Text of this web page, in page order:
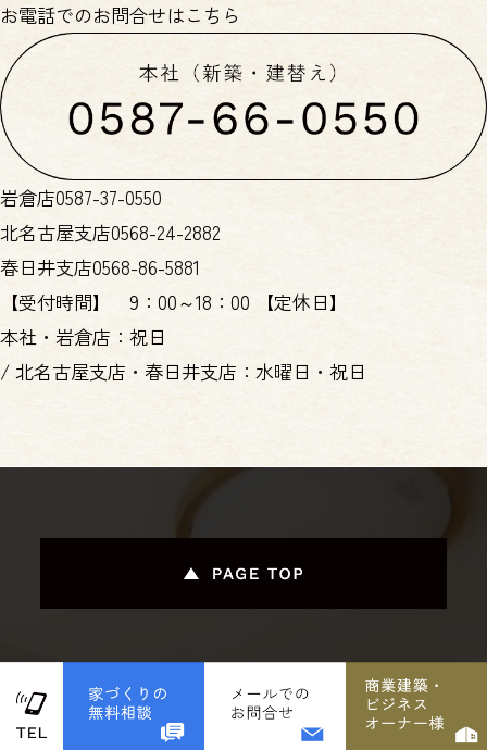
お電話でのお問合せはこちら
岩倉店0587-37-0550
北名古屋支店0568-24-2882
春日井支店0568-86-5881
【受付時間】
9：00～18：00
【定休日】
本社・岩倉店：祝日
/ 北名古屋支店・春日井支店：水曜日・祝日
株式会社 丹羽工務店
〒482-0002